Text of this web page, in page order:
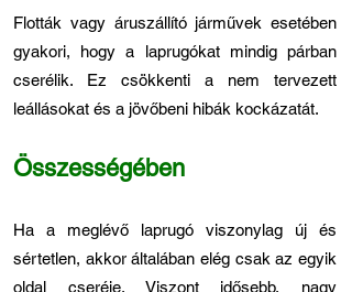
Flották vagy áruszállító járművek esetében
gyakori, hogy a laprugókat mindig párban
cserélik. Ez csökkenti a nem tervezett
leállásokat és a jövőbeni hibák kockázatát.
Összességében
Ha a meglévő laprugó viszonylag új és
sértetlen, akkor általában elég csak az egyik
oldal cseréje. Viszont idősebb, nagy